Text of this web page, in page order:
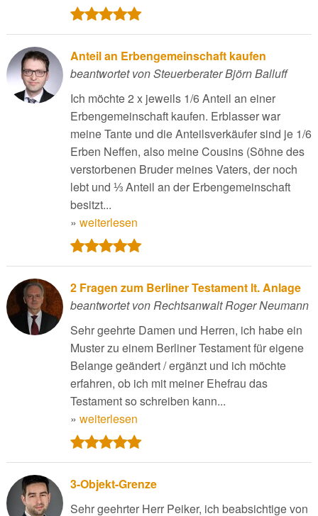
Anteil an Erbengemeinschaft kaufen
beantwortet von Steuerberater Björn Balluff
Ich möchte 2 x jeweils 1/6 Anteil an einer
Erbengemeinschaft kaufen. Erblasser war
meine Tante und die Anteilsverkäufer sind je 1/6
Erben Neffen, also meine Cousins (Söhne des
verstorbenen Bruder meines Vaters, der noch
lebt und ⅓ Anteil an der Erbengemeinschaft
besitzt...
» weiterlesen
2 Fragen zum Berliner Testament lt. Anlage
beantwortet von Rechtsanwalt Roger Neumann
Sehr geehrte Damen und Herren, ich habe ein
Muster zu einem Berliner Testament für eigene
Belange geändert / ergänzt und ich möchte
erfahren, ob ich mit meiner Ehefrau das
Testament so schreiben kann...
» weiterlesen
3-Objekt-Grenze
Sehr geehrter Herr Peiker, ich beabsichtige von